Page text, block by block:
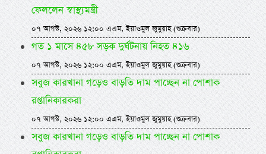
ফেললেন স্বাস্থ্যমন্ত্রী
০৭ আগস্ট, ২০২৬ ১২:০০ এএম, ইয়াওমুল জুমুয়াহ (শুক্রবার)
গত ১ মাসে ৪৫৮ সড়ক দুর্ঘটনায় নিহত ৪১৬
০৭ আগস্ট, ২০২৬ ১২:০০ এএম, ইয়াওমুল জুমুয়াহ (শুক্রবার)
সবুজ কারখানা গড়েও বাড়তি দাম পাচ্ছেন না পোশাক
রপ্তানিকারকরা
০৭ আগস্ট, ২০২৬ ১২:০০ এএম, ইয়াওমুল জুমুয়াহ (শুক্রবার)
সবুজ কারখানা গড়েও বাড়তি দাম পাচ্ছেন না পোশাক